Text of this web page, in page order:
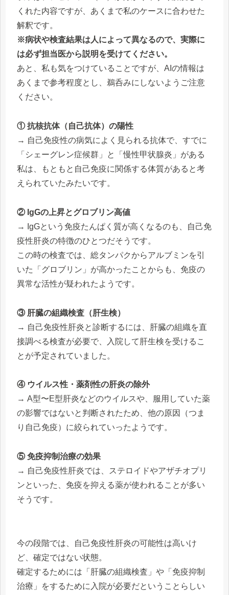
くれた内容ですが、あくまで私のケースに合わせた
解釈です。
※病状や検査結果は人によって異なるので、実際に
は必ず担当医から説明を受けてください。
あと、私も気をつけていることですが、AIの情報は
あくまで参考程度とし、鵜呑みにしないようご注意
ください。
① 抗核抗体（自己抗体）の陽性
→ 自己免疫性の病気によく見られる抗体で、すでに
「シェーグレン症候群」と「慢性甲状腺炎」がある
私は、もともと自己免疫に関係する体質があると考
えられていたみたいです。
② IgGの上昇とグロブリン高値
→ IgGという免疫たんぱく質が高くなるのも、自己免
疫性肝炎の特徴のひとつだそうです。
この時の検査では、総タンパクからアルブミンを引
いた「グロブリン」が高かったことからも、免疫の
異常な活性が疑われたようです。
③ 肝臓の組織検査（肝生検）
→ 自己免疫性肝炎と診断するには、肝臓の組織を直
接調べる検査が必要で、入院して肝生検を受けるこ
とが予定されていました。
④ ウイルス性・薬剤性の肝炎の除外
→ A型〜E型肝炎などのウイルスや、服用していた薬
の影響ではないと判断されたため、他の原因（つま
り自己免疫）に絞られていったようです。
⑤ 免疫抑制治療の効果
→ 自己免疫性肝炎では、ステロイドやアザチオプリ
ンといった、免疫を抑える薬が使われることが多い
そうです。
今の段階では、自己免疫性肝炎の可能性は高いけ
ど、確定ではない状態。
確定するためには「肝臓の組織検査」や「免疫抑制
治療」をするために入院が必要だということらしい